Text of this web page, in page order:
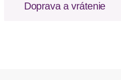
Vzor: Ornamentálne
Doprava a vrátenie